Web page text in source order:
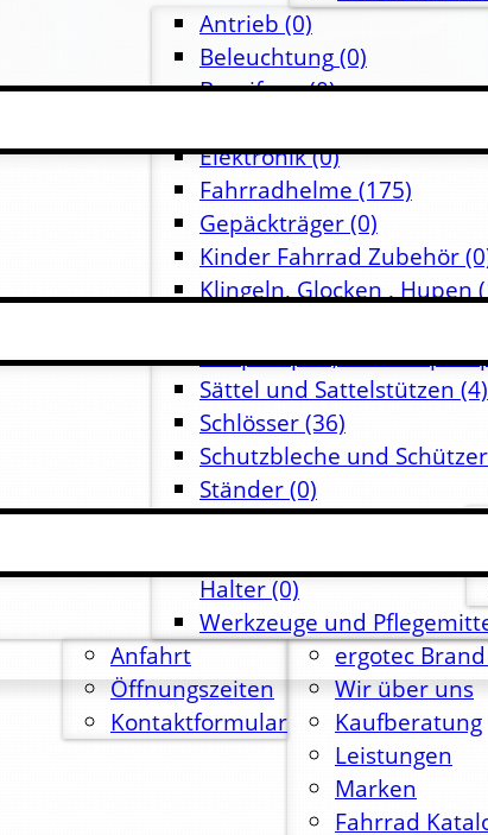
Antrieb (0)
Beleuchtung(0)
Bereifung(0)
Elektronik(0)
Fahrradhelme (175)
Gepäckträger(0)
Kinder Fahrrad Zubehör
Klingeln, Glocken , Hupen
Luftpumpen,
Sättel und Sattelstützen (4)
Schlösser(36)
Schutzbleche und Schützer
Ständer(0)
Taschen und Körbe(251)
Halter(0)
Werkzeuge und
ergotec Brand
Wir über uns
Kaufberatung
Leistungen
Marken
Fahrrad
Anfahrt
Öffnungszeiten
Kontaktformular